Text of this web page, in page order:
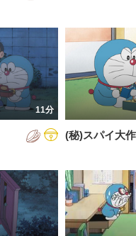
11分
(秘)スパイ大